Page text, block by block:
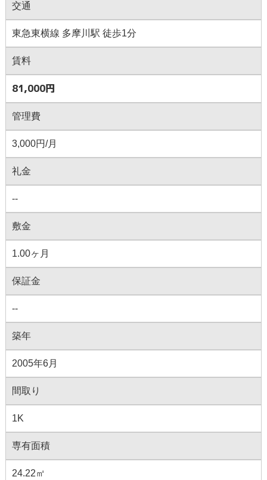
交通
東急東横線 多摩川駅 徒歩1分
賃料
81,000円
管理費
3,000円/月
礼金
--
敷金
1.00ヶ月
保証金
--
築年
2005年6月
間取り
1K
専有面積
24.22㎡